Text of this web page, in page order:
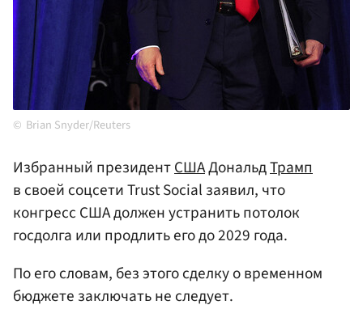
Brian Snyder/Reuters
Избранный президентСШАДональдТрамп
в своей соцсети Trust Social заявил, что
конгресс США должен устранить потолок
госдолга или продлить его до 2029 года.
По его словам, без этого сделку о временном
бюджете заключать не следует.